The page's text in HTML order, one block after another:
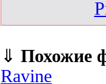
⇓ Похожие
Ravine